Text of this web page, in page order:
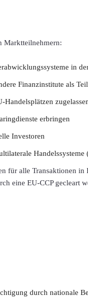
Marktteilnehmern:
in
Finanzinstitute als
erbringen
Investoren
für alle Transaktionen
eine EU-CCP gecleart
durch nationale